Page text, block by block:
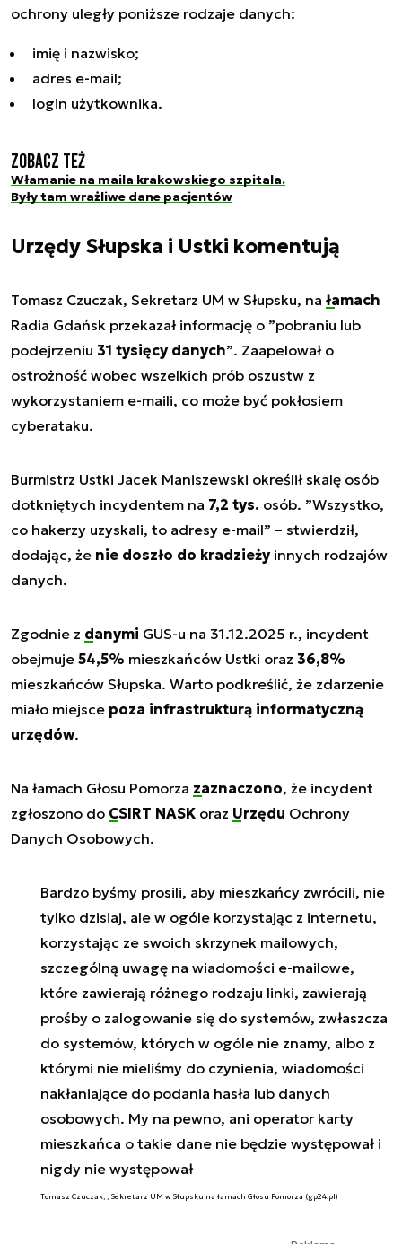
ochrony uległy poniższe rodzaje danych:
imię i nazwisko;
adres e-mail;
login użytkownika.
Zobacz też
Włamanie na maila krakowskiego szpitala.
Były tam wrażliwe dane pacjentów
Urzędy Słupska i Ustki komentują
Tomasz Czuczak, Sekretarz UM w Słupsku, na łamach
Radia Gdańsk przekazał informację o ”pobraniu lub
podejrzeniu 31 tysięcy danych”. Zaapelował o
ostrożność wobec wszelkich prób oszustw z
wykorzystaniem e-maili, co może być pokłosiem
cyberataku.
Burmistrz Ustki Jacek Maniszewski określił skalę osób
dotkniętych incydentem na 7,2 tys. osób. ”Wszystko,
co hakerzy uzyskali, to adresy e-mail” – stwierdził,
dodając, że nie doszło do kradzieżyinnych rodzajów
danych.
Zgodnie z danymi GUS-u na 31.12.2025 r., incydent
obejmuje 54,5% mieszkańców Ustki oraz 36,8%
mieszkańców Słupska. Warto podkreślić, że zdarzenie
miało miejsce poza infrastrukturą informatyczną
urzędów.
Na łamach Głosu Pomorza zaznaczono, że incydent
zgłoszono do CSIRT NASK oraz Urzędu Ochrony
Danych Osobowych.
Bardzo byśmy prosili, aby mieszkańcy zwrócili, nie
tylko dzisiaj, ale w ogóle korzystając z internetu,
korzystając ze swoich skrzynek mailowych,
szczególną uwagę na wiadomości e-mailowe,
które zawierają różnego rodzaju linki, zawierają
prośby o zalogowanie się do systemów, zwłaszcza
do systemów, których w ogóle nie znamy, albo z
którymi nie mieliśmy do czynienia, wiadomości
nakłaniające do podania hasła lub danych
osobowych. My na pewno, ani operator karty
mieszkańca o takie dane nie będzie występował i
nigdy nie występował
Tomasz Czuczak, , Sekretarz UM w Słupsku na łamach Głosu Pomorza (gp24.pl)